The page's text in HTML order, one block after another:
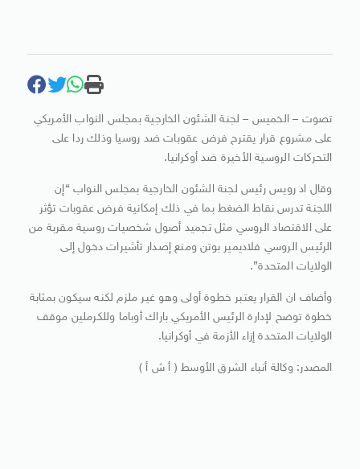
تصوت – الخميس – لجنة الشئون الخارجية بمجلس النواب الأمريكي
على مشروع قرار يقترح فرض عقوبات ضد روسيا وذلك ردا على
التحركات الروسية الأخيرة ضد أوكرانيا.
وقال اد رويس رئيس لجنة الشئون الخارجية بمجلس النواب “إن
اللجنة تدرس نقاط الضغط بما في ذلك إمكانية فرض عقوبات تؤثر
على الاقتصاد الروسي مثل تجميد أصول شخصيات روسية مقربة من
الرئيس الروسي فلاديمير بوتن ومنع إصدار تأشيرات دخول إلى
الولايات المتحدة”.
وأضاف ان القرار يعتبر خطوة أولى وهو غير ملزم لكنه سيكون بمثابة
خطوة توضح لإدارة الرئيس الأمريكي باراك أوباما وللكرملين موقف
الولايات المتحدة إزاء الأزمة في أوكرانيا.
المصدر: وكالة أنباء الشرق الأوسط ( أ ش أ )